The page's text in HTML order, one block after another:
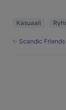
Kasuaali
✨ Scandic